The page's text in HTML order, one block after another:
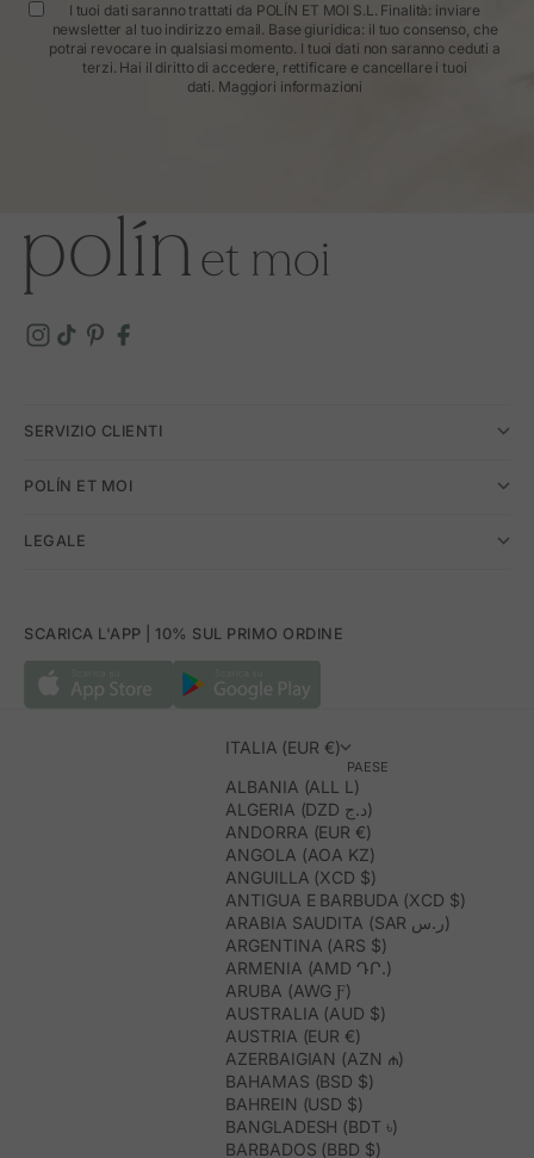
I tuoi dati saranno trattati da POLÍN ET MOI S.L. Finalità: inviare
newsletter al tuo indirizzo email. Base giuridica: il tuo consenso, che
potrai revocare in qualsiasi momento. I tuoi dati non saranno ceduti a
terzi. Hai il diritto di accedere, rettificare e cancellare i tuoi
dati. Maggiori informazioni
SERVIZIO CLIENTI
POLÍN ET MOI
LEGALE
SCARICA L'APP | 10% SUL PRIMO ORDINE
ITALIA (EUR €)
PAESE
ALBANIA (ALL L)
ALGERIA (DZD د.ج)
ANDORRA (EUR €)
ANGOLA (AOA KZ)
ANGUILLA (XCD $)
ANTIGUA E BARBUDA (XCD $)
ARABIA SAUDITA (SAR ر.س)
ARGENTINA (ARS $)
ARMENIA (AMD ԴՐ.)
ARUBA (AWG Ƒ)
AUSTRALIA (AUD $)
AUSTRIA (EUR €)
AZERBAIGIAN (AZN ₼)
BAHAMAS (BSD $)
BAHREIN (USD $)
BANGLADESH (BDT ৳)
BARBADOS (BBD $)